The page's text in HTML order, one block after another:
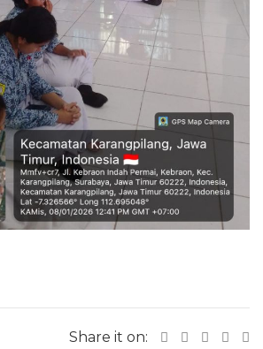
Share it on: